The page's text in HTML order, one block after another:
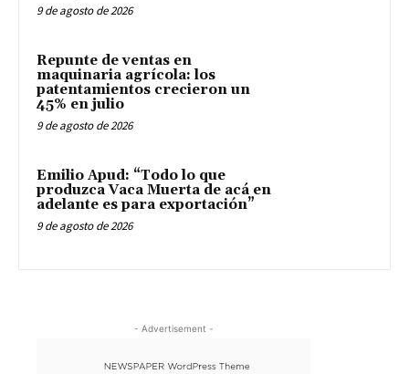
9 de agosto de 2026
Repunte de ventas en
maquinaria agrícola: los
patentamientos crecieron un
45% en julio
9 de agosto de 2026
Emilio Apud: “Todo lo que
produzca Vaca Muerta de acá en
adelante es para exportación”
9 de agosto de 2026
- Advertisement -